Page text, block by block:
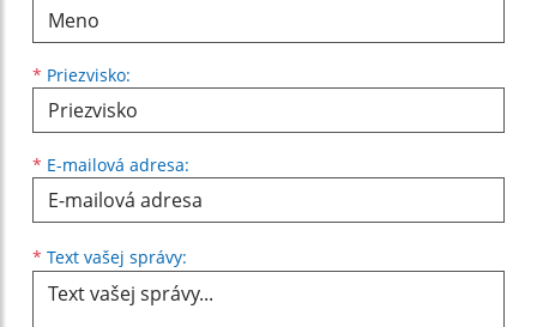
* Priezvisko:
* E-mailová adresa:
* Text vašej správy: